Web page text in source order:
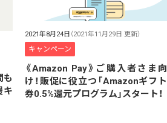
も
キ
2021年8月24日 （2021年11月29日 更新）
キャンペーン
《Amazon Pay》ご購入者さま向
け！販促に役立つ「Amazonギフト
券0.5%還元プログラム」スタート！